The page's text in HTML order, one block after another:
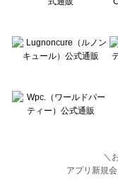
＼
アプリ新規